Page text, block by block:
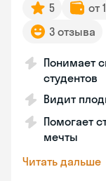
5 от
3 отзыва
Понимает
студентов
Видит
Помогает
мечты
Читать дальше